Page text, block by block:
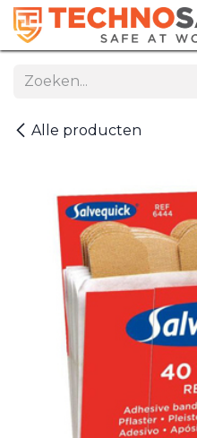
Overslaan naar inhoud
Alle producten